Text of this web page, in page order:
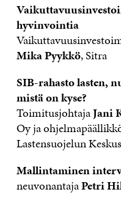
hyvinvointia
Mika Pyykkö, Sitra
SIB-rahasto lasten,
mistä on kyse?
ToimitusjohtajaJani
Oy ja
Lastensuojelun
Mallintaminen
neuvonantajaPetri